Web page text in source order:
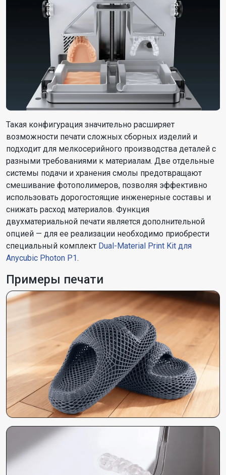
Такая конфигурация значительно расширяет
возможности печати сложных сборных изделий и
подходит для мелкосерийного производства деталей с
разными требованиями к материалам. Две отдельные
системы подачи и хранения смолы предотвращают
смешивание фотополимеров, позволяя эффективно
использовать дорогостоящие инженерные составы и
снижать расход материалов. Функция
двухматериальной печати является дополнительной
опцией — для ее реализации необходимо приобрести
специальный комплект Dual-Material Print Kit для
Anycubic Photon P1.
Примеры печати